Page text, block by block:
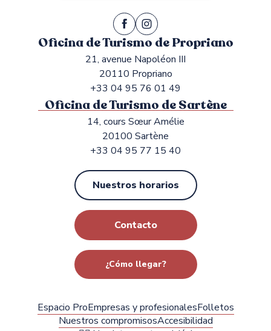
Oficina de Turismo de Propriano
21, avenue Napoléon III
20110 Propriano
+33 04 95 76 01 49
Oficina de Turismo de Sartène
14, cours Sœur Amélie
20100 Sartène
+33 04 95 77 15 40
Nuestros horarios
Contacto
¿Cómo llegar?
Espacio ProEmpresas y profesionalesFolletos
Nuestros compromisosAccesibilidad